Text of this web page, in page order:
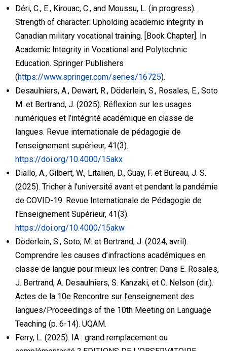
Déri, C., E., Kirouac, C., and Moussu, L. (in progress).
Strength of character: Upholding academic integrity in
Canadian military vocational training. [Book Chapter]. In
Academic Integrity in Vocational and Polytechnic
Education. Springer Publishers
(https://www.springer.com/series/16725).
Desaulniers, A., Dewart, R., Döderlein, S., Rosales, E., Soto
M. et Bertrand, J. (2025). Réflexion sur les usages
numériques et l’intégrité académique en classe de
langues. Revue internationale de pédagogie de
l’enseignement supérieur, 41(3).
https://doi.org/10.4000/15akx
Diallo, A., Gilbert, W., Litalien, D., Guay, F. et Bureau, J. S.
(2025). Tricher à l’université avant et pendant la pandémie
de COVID-19. Revue Internationale de Pédagogie de
l’Enseignement Supérieur, 41(3).
https://doi.org/10.4000/15akw
Döderlein, S., Soto, M. et Bertrand, J. (2024, avril).
Comprendre les causes d’infractions académiques en
classe de langue pour mieux les contrer. Dans E. Rosales,
J. Bertrand, A. Desaulniers, S. Kanzaki, et C. Nelson (dir.).
Actes de la 10e Rencontre sur l’enseignement des
langues/Proceedings of the 10th Meeting on Language
Teaching (p. 6-14). UQAM.
Ferry, L. (2025). IA : grand remplacement ou